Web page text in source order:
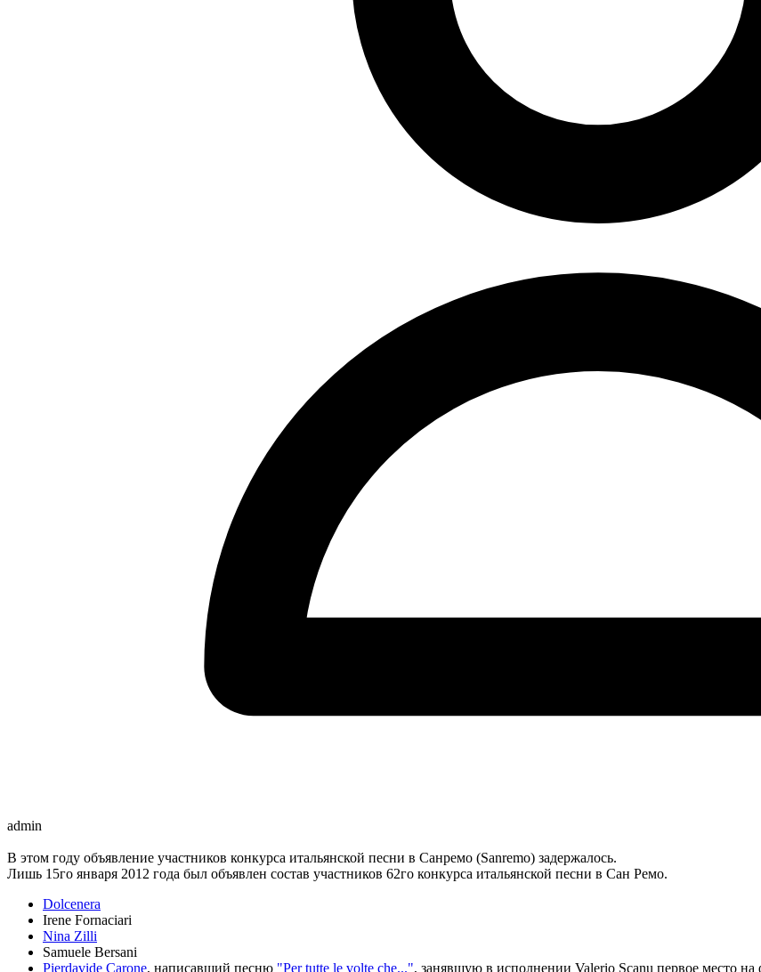
admin
В этом году объявление участников конкурса итальянской песни в Санремо (Sanremo) задержалось.
Лишь 15го января 2012 года был объявлен состав участников 62го конкурса итальянской песни в Сан Ремо.
Dolcenera
Irene Fornaciari
Nina Zilli
Samuele Bersani
Pierdavide Carone, написавший песню "Per tutte le volte che...", занявшую в исполнении Valerio Scanu первое место на